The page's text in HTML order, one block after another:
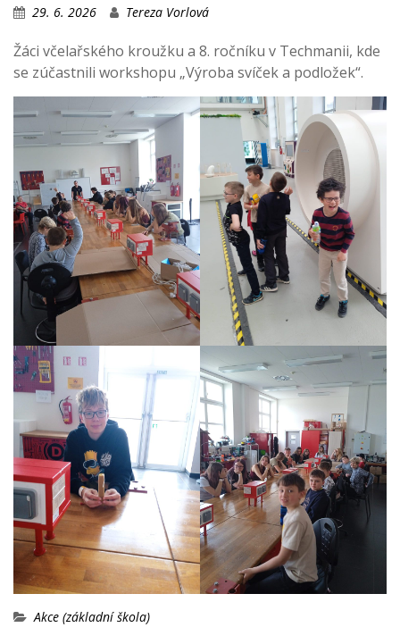
29. 6. 2026 Tereza Vorlová
Žáci včelařského kroužku a 8. ročníku v Techmanii, kde
se zúčastnili workshopu „Výroba svíček a podložek“.
Akce (základní škola)